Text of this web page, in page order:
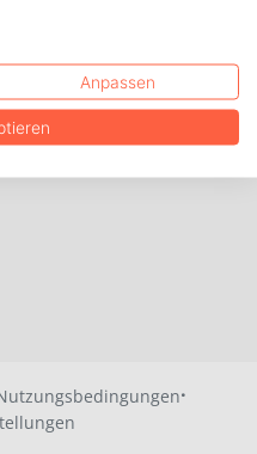
·
Anpassen